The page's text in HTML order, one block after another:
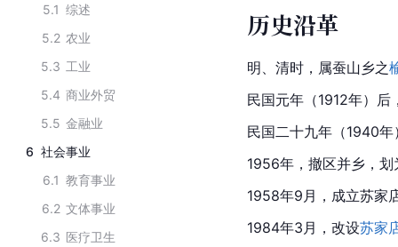
5.1 综述
5.2 农业
5.3 工业
5.4 商业外贸
5.5 金融业
6 社会事业
6.1 教育事业
6.2 文体事业
6.3 医疗卫生
历史沿革
明、清时，属蚕山乡之
民国元年（1912年）
民国二十九年（1940
1956年，撤区并乡，
1958年9月，成立苏家
1984年3月，改设苏家